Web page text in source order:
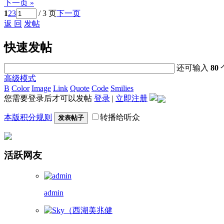
下一页 »
123 / 3 页下一页
返 回 发帖
快速发帖
还可输入80
高级模式
B Color Image Link Quote Code Smilies
您需要登录后才可以发帖 登录 | 立即注册
本版积分规则 发表帖子 转播给听众
活跃网友
admin